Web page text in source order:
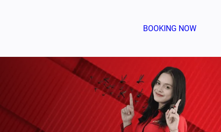
BOOKING NOW